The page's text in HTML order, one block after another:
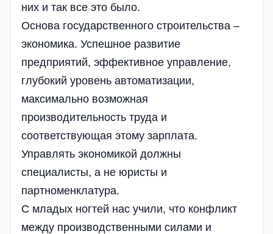
них и так все это было.
Основа государственного строительства –
экономика. Успешное развитие
предприятий, эффективное управление,
глубокий уровень автоматизации,
максимально возможная
производительность труда и
соответствующая этому зарплата.
Управлять экономикой должны
специалисты, а не юристы и
партноменклатура.
С младых ногтей нас учили, что конфликт
между производственными силами и